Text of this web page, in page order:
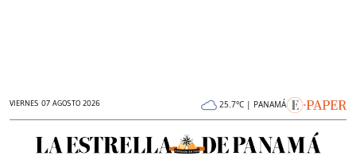
VIERNES 07 AGOSTO 2026 25.7°C | PANAMÁ